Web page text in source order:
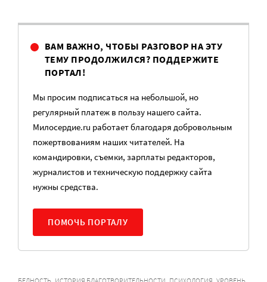
ВАМ ВАЖНО, ЧТОБЫ РАЗГОВОР НА ЭТУ
ТЕМУ ПРОДОЛЖИЛСЯ? ПОДДЕРЖИТЕ
ПОРТАЛ!
Мы просим подписаться на небольшой, но
регулярный платеж в пользу нашего сайта.
Милосердие.ru работает благодаря добровольным
пожертвованиям наших читателей. На
командировки, съемки, зарплаты редакторов,
журналистов и техническую поддержку сайта
нужны средства.
ПОМОЧЬ ПОРТАЛУ